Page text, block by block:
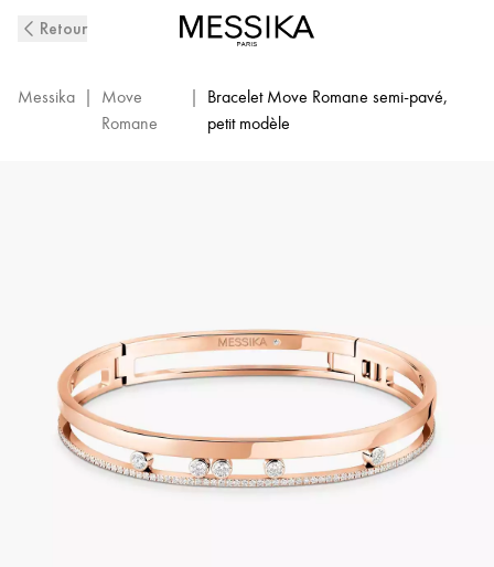
Jonc Retour
Messika |
Move
Romane
|
Bracelet Move Romane semi-pavé,
petit modèle